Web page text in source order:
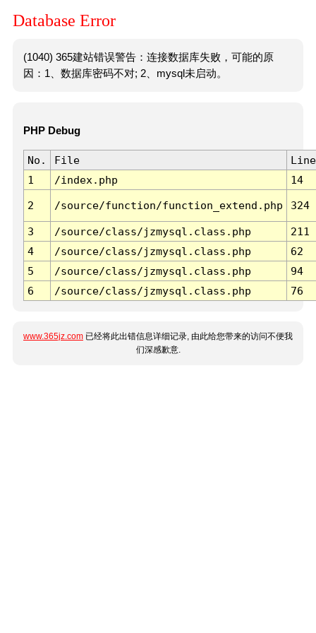
Database Error
(1040) 365建站错误警告：连接数据库失败，可能的原
因：1、数据库密码不对; 2、mysql未启动。
PHP Debug
No. File
Line
1
/index.php 14
2 /source/function/function_extend.php 324
3 /source/class/jzmysql.class.php
211
4
/source/class/jzmysql.class.php
62
5
/source/class/jzmysql.class.php
94
6
/source/class/jzmysql.class.php 76
www.365jz.com 已经将此出错信息详细记录, 由此给您带来的访问不便我
们深感歉意.